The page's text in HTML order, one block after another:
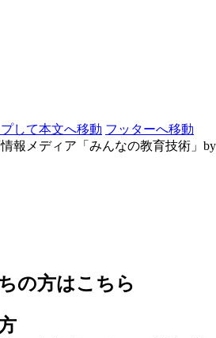
して本文へ移動 フッターへ移動
報メディア「みんなの教育技術」by
の方はこちら